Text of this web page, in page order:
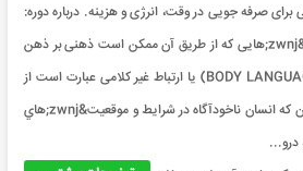
برای صرفه جویی در وقت، انرژی و هزینه. درباره دوره:
ارتباط عبارت است از تمام روش&zwnj;هایی که از طريق آن ممکن است ذهنی بر ذهن
دیگر تاثیر بگذارد. زبان بدن (BODY LANGUAGE) یا ارتباط غیر کلامی عبارت است از
يک سري اعمال بخـصـوص بـدن که انسان ناخودآگاه در شرايط و موقعيت&zwnj;هاي
درو...